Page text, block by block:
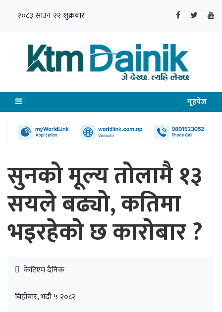
२०८३ साउन २२ शुक्रवार
गृहपेज
सुनको मूल्य तोलामै १३
सयले बढ्यो, कतिमा
भइरहेको छ कारोबार ?
केटिएम दैनिक
बिहीबार, भदौ ५ २०८२